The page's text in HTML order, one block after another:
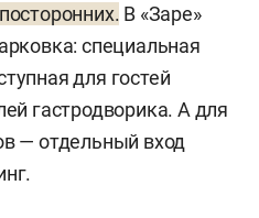
. В «Заре»
специальная
для гостей
гастродворика. А для
— отдельный вход